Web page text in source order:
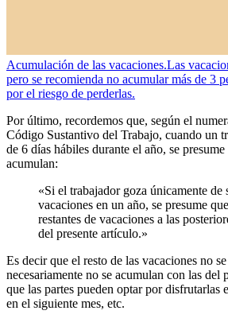
Acumulación de las vacaciones.Las
pero se recomienda no acumular más de 3
por el riesgo de perderlas.
Por último, recordemos que, según el
Código Sustantivo del Trabajo, cuando un
de 6 días hábiles durante el año, se
acumulan:
«Si el trabajador goza únicamente de
vacaciones en un año, se presume
restantes de vacaciones a las
del presente artículo.»
Es decir que el resto de las vacaciones no
necesariamente no se acumulan con las del
que las partes pueden optar por disfrutarlas
en el siguiente mes, etc.